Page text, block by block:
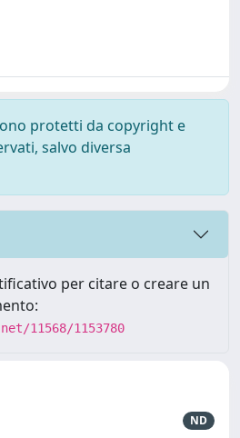
protetti da copyright e
salvo diversa
per citare o creare un
11568/1153780
ND